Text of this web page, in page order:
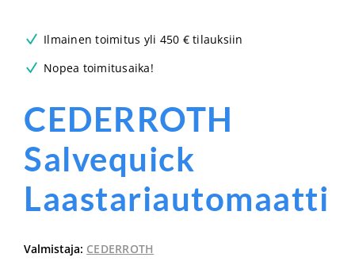
Ilmainen toimitus yli 450 € tilauksiin
Nopea toimitusaika!
CEDERROTH
Salvequick
Laastariautomaatti
Valmistaja: CEDERROTH